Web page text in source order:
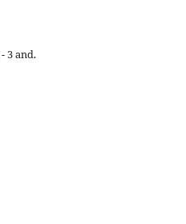
3 and.